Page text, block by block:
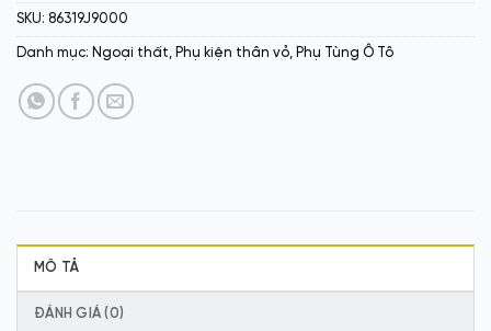
SKU: 86319J9000
Danh mục: Ngoại thất Phụ kiện thân vỏ Phụ Tùng Ô Tô
MÔ TẢ
ĐÁNH GIÁ (0)